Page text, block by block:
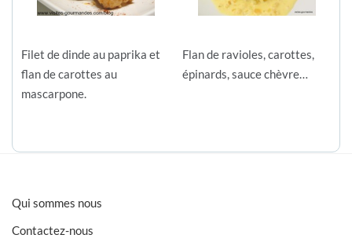
Filet de dinde au paprika et
flan de carottes au
mascarpone.
Flan de ravioles, carottes,
épinards, sauce chèvre…
Qui sommes nous
Contactez-nous